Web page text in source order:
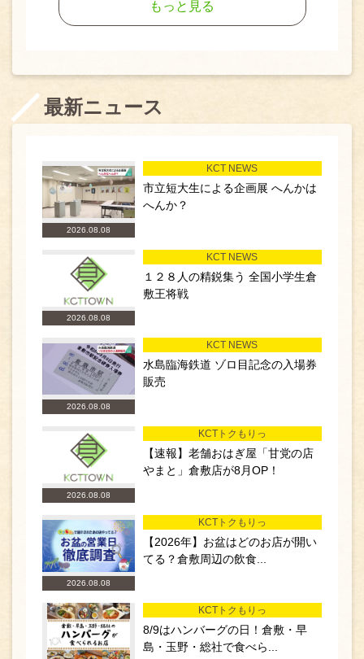
もっと見る
最新ニュース
2026.08.08
KCT NEWS
市立短大生による企画展 へんかは
へんか？
2026.08.08
KCT NEWS
１２８人の精鋭集う 全国小学生倉
敷王将戦
2026.08.08
KCT NEWS
水島臨海鉄道 ゾロ目記念の入場券
販売
2026.08.08
KCTトクもりっ
【速報】老舗おはぎ屋「甘党の店
やまと」倉敷店が8月OP！
2026.08.08
KCTトクもりっ
【2026年】お盆はどのお店が開い
てる？倉敷周辺の飲食...
KCTトクもりっ
8/9はハンバーグの日！倉敷・早
島・玉野・総社で食べら...